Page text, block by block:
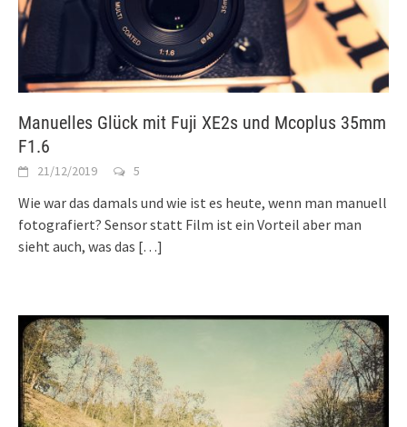
Manuelles Glück mit Fuji XE2s und Mcoplus 35mm
F1.6
21/12/2019 5
Wie war das damals und wie ist es heute, wenn man manuell
fotografiert? Sensor statt Film ist ein Vorteil aber man
sieht auch, was das […]